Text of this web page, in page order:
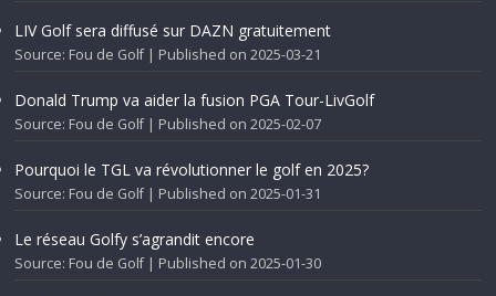
LIV Golf sera diffusé sur DAZN gratuitement
Source: Fou de Golf Published on 2025-03-21
Donald Trump va aider la fusion PGA Tour-LivGolf
Source: Fou de Golf Published on 2025-02-07
Pourquoi le TGL va révolutionner le golf en 2025?
Source: Fou de Golf Published on 2025-01-31
Le réseau Golfy s’agrandit encore
Source: Fou de Golf Published on 2025-01-30